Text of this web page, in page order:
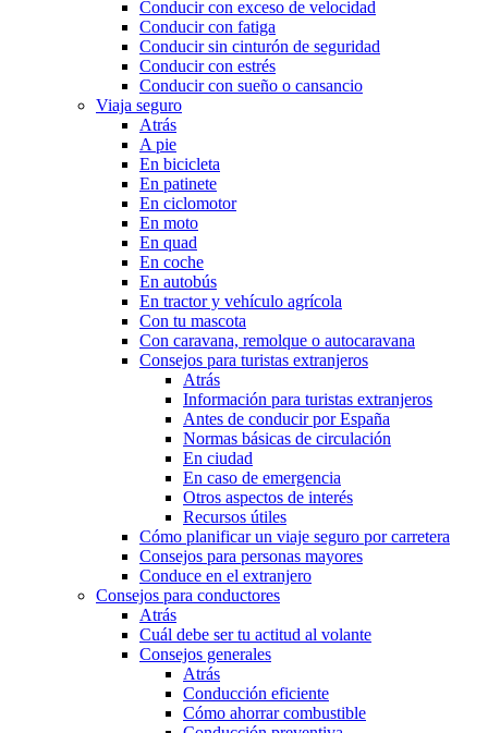
Conducir con exceso de velocidad
Conducir con fatiga
Conducir sin cinturón de seguridad
Conducir con estrés
Conducir con sueño o cansancio
Viaja seguro
Atrás
A pie
En bicicleta
En patinete
En ciclomotor
En moto
En quad
En coche
En autobús
En tractor y vehículo agrícola
Con tu mascota
Con caravana, remolque o autocaravana
Consejos para turistas extranjeros
Atrás
Información para turistas extranjeros
Antes de conducir por España
Normas básicas de circulación
En ciudad
En caso de emergencia
Otros aspectos de interés
Recursos útiles
Cómo planificar un viaje seguro por carretera
Consejos para personas mayores
Conduce en el extranjero
Consejos para conductores
Atrás
Cuál debe ser tu actitud al volante
Consejos generales
Atrás
Conducción eficiente
Cómo ahorrar combustible